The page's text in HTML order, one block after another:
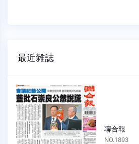
最近雜誌
聯合報
NO.1893